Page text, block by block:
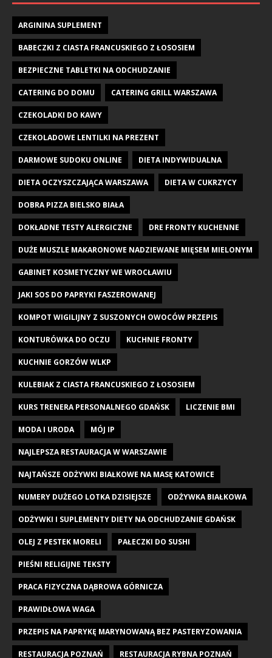
ARGININA SUPLEMENT
BABECZKI Z CIASTA FRANCUSKIEGO Z ŁOSOSIEM
BEZPIECZNE TABLETKI NA ODCHUDZANIE
CATERING DO DOMU CATERING GRILL WARSZAWA
CZEKOLADKI DO KAWY
CZEKOLADOWE LENTILKI NA PREZENT
DARMOWE SUDOKU ONLINE DIETA INDYWIDUALNA
DIETA OCZYSZCZAJĄCA WARSZAWA DIETA W CUKRZYCY
DOBRA PIZZA BIELSKO BIAŁA
DOKŁADNE TESTY ALERGICZNE DRE FRONTY KUCHENNE
DUŻE MUSZLE MAKARONOWE NADZIEWANE MIĘSEM MIELONYM
GABINET KOSMETYCZNY WE WROCŁAWIU
JAKI SOS DO PAPRYKI FASZEROWANEJ
KOMPOT WIGILIJNY Z SUSZONYCH OWOCÓW PRZEPIS
KONTURÓWKA DO OCZU KUCHNIE FRONTY
KUCHNIE GORZÓW WLKP
KULEBIAK Z CIASTA FRANCUSKIEGO Z ŁOSOSIEM
KURS TRENERA PERSONALNEGO GDAŃSK LICZENIE BMI
MODA I URODA MÓJ IP
NAJLEPSZA RESTAURACJA W WARSZAWIE
NAJTAŃSZE ODŻYWKI BIAŁKOWE NA MASĘ KATOWICE
NUMERY DUŻEGO LOTKA DZISIEJSZE ODŻYWKA BIAŁKOWA
ODŻYWKI I SUPLEMENTY DIETY NA ODCHUDZANIE GDAŃSK
OLEJ Z PESTEK MORELI PAŁECZKI DO SUSHI
PIEŚNI RELIGIJNE TEKSTY
PRACA FIZYCZNA DĄBROWA GÓRNICZA
PRAWIDŁOWA WAGA
PRZEPIS NA PAPRYKĘ MARYNOWANĄ BEZ PASTERYZOWANIA
RESTAURACJA POZNAŃ RESTAURACJA RYBNA POZNAŃ